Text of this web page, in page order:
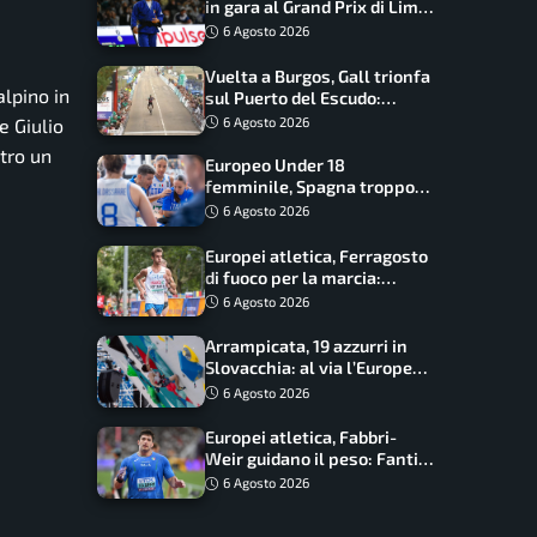
in
Giulio
un
in gara al Grand Prix di Lima:
17 azzurri convocati
6 Agosto 2026
Vuelta a Burgos, Gall trionfa
sul Puerto del Escudo:
Ciccone secondo e nuova
6 Agosto 2026
Europeo Under 18
femminile, Spagna troppo
forte: Italia battuta 95-41,
6 Agosto 2026
Europei atletica, Ferragosto
di fuoco per la marcia:
Palmisano, Stano e
6 Agosto 2026
Arrampicata, 19 azzurri in
Slovacchia: al via l’Europe
Series Lead, tappa decisiva
6 Agosto 2026
Europei atletica, Fabbri-
Weir guidano il peso: Fantini
difende il titolo nel martello
6 Agosto 2026